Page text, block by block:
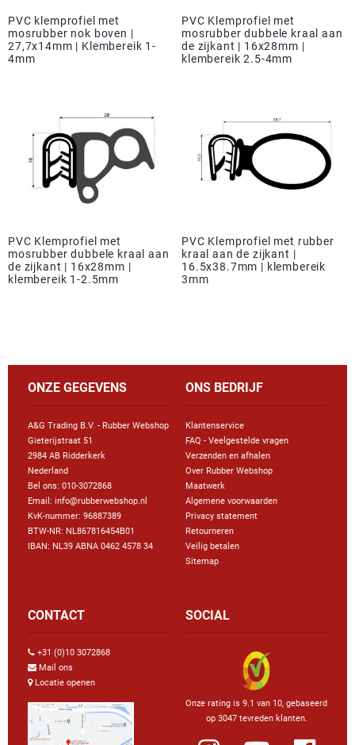
PVC klemprofiel met
mosrubber nok boven |
27,7x14mm | Klembereik 1-
4mm
PVC Klemprofiel met
mosrubber dubbele kraal aan
de zijkant | 16x28mm |
klembereik 2.5-4mm
PVC Klemprofiel met
mosrubber dubbele kraal aan
de zijkant | 16x28mm |
klembereik 1-2.5mm
PVC Klemprofiel met rubber
kraal aan de zijkant |
16.5x38.7mm | klembereik
3mm
ONZE GEGEVENS
A&G Trading B.V. - Rubber Webshop
Gieterijstraat 51
2984 AB Ridderkerk
Nederland
Bel ons: 010-3072868
Email: info@rubberwebshop.nl
KvK-nummer: 96887389
BTW-NR: NL867816454B01
IBAN: NL39 ABNA 0462 4578 34
ONS BEDRIJF
Klantenservice
FAQ - Veelgestelde vragen
Verzenden en afhalen
Over Rubber Webshop
Maatwerk
Algemene voorwaarden
Privacy statement
Retourneren
Veilig betalen
Sitemap
CONTACT
+31 (0)10 3072868
Mail ons
Locatie openen
SOCIAL
Onze rating is 9.1 van 10, gebaseerd
op 3047 tevreden klanten.